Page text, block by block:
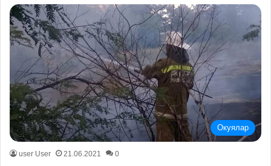
Окуялар
user User 21.06.2021 0